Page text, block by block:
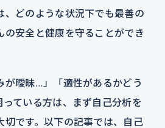
、どのような状況下でも最善の
の安全と健康を守ることができ
が曖昧…」「適性があるかどう
ている方は、まず自己分析を
切です。以下の記事では、自己